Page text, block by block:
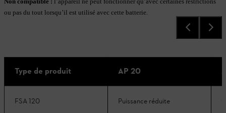
Non compatible : l’appareil ne peut fonctionner qu’avec certaines restrictions
ou pas du tout lorsqu’il est utilisé avec cette batterie.
Type de produit AP 20
FSA 120 Puissance réduite